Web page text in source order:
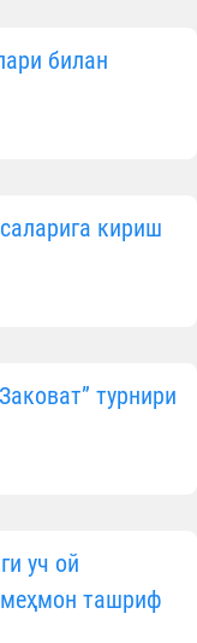
билан
кириш
турнири
уч ой
ташриф